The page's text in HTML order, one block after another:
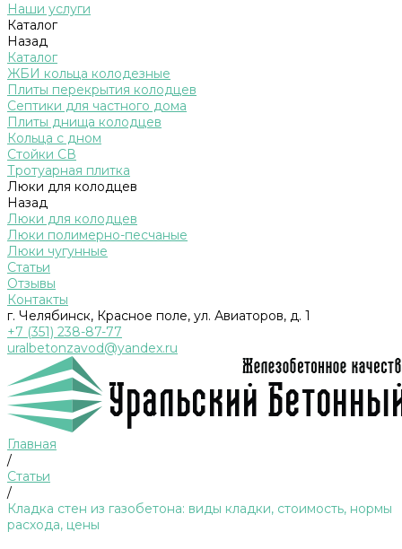
Наши услуги
Каталог
Назад
Каталог
ЖБИ кольца колодезные
Плиты перекрытия колодцев
Септики для частного дома
Плиты днища колодцев
Кольца с дном
Стойки СВ
Тротуарная плитка
Люки для колодцев
Назад
Люки для колодцев
Люки полимерно-песчаные
Люки чугунные
Статьи
Отзывы
Контакты
г. Челябинск, Красное поле, ул. Авиаторов, д. 1
+7 (351) 238-87-77
uralbetonzavod@yandex.ru
Главная
/
Статьи
/
Кладка стен из газобетона: виды кладки, стоимость, нормы
расхода, цены